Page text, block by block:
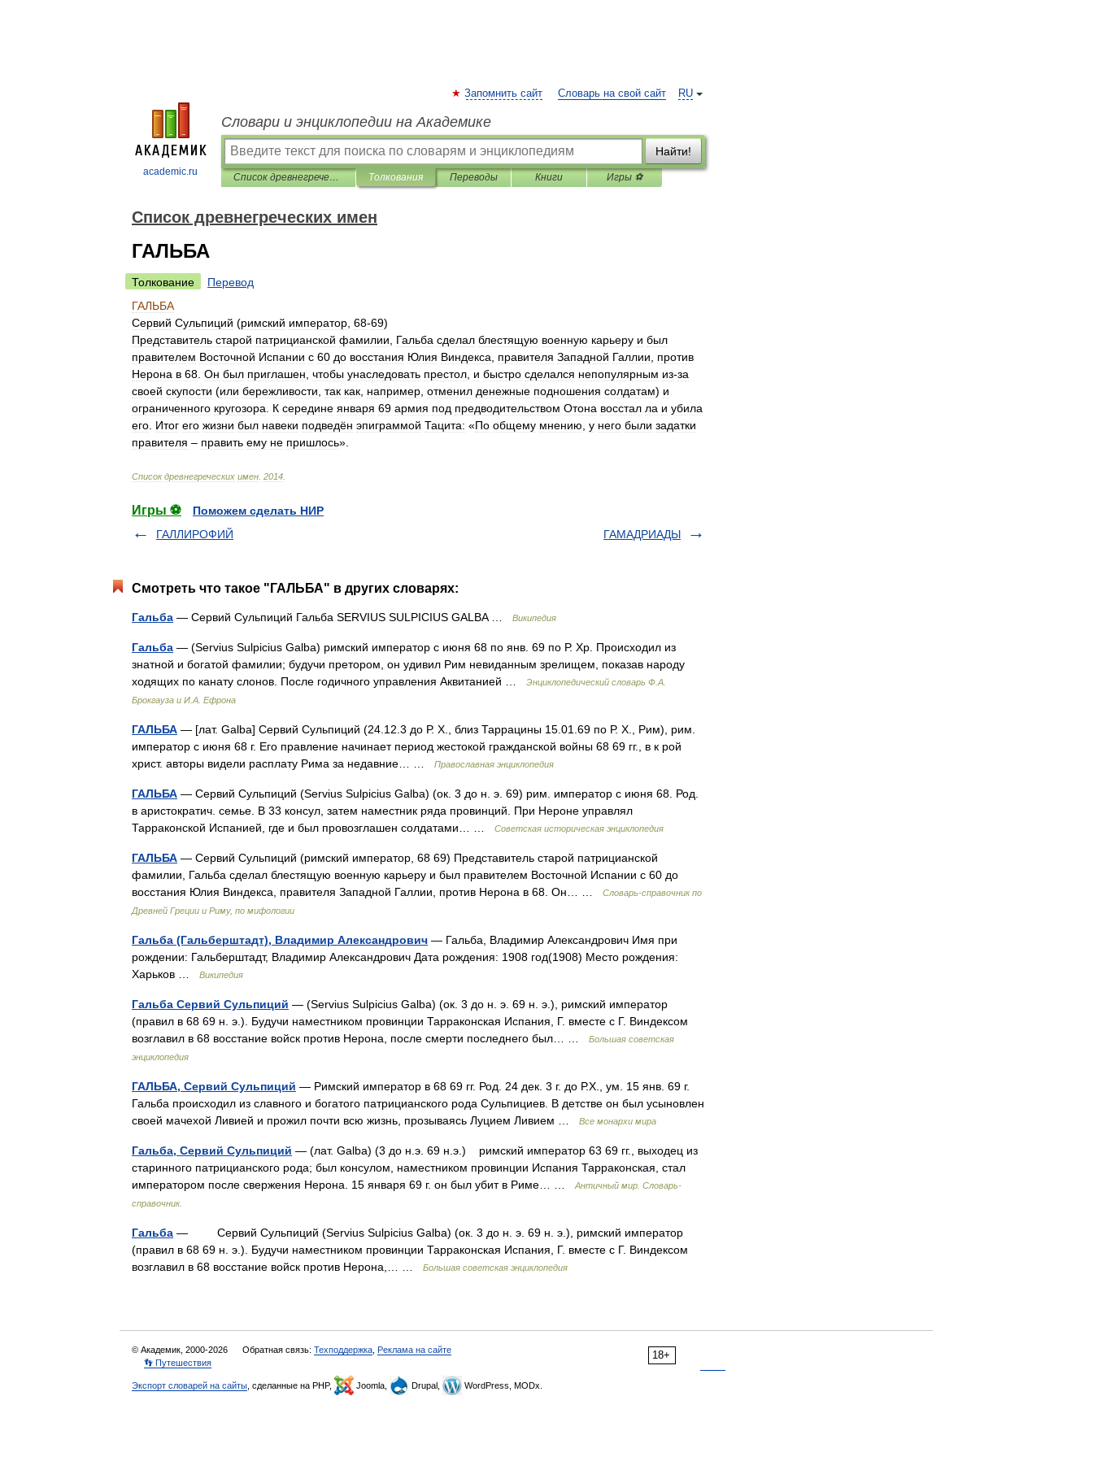
academic.ru
RU
Запомнить сайт Словарь на свой сайт
Словари и энциклопедии на Академике
Найти!
Список древнегреческих имен Толкования Переводы Книги Игры ⚽
Список древнегреческих имен
ГАЛЬБА
Толкование
Перевод
ГАЛЬБА
Сервий Сульпиций (римский император 68-69)
Представитель старой патрицианской фамилии Гальба сделал блестящую военную карьеру и был
правителем Восточной Испании с 60 до восстания Юлия Виндекса правителя Западной Галлии
против
Нерона в 68 Он был приглашен чтобы унаследовать престол и быстро сделался непопулярным из-за
своей скупости (или бережливости так как например отменил денежные подношения солдатам) и
ограниченного кругозора К середине января 69 армия под предводительством Отона восстал ла и убила
его Итог его жизни был навеки подведён эпиграммой Тацита: «По общему мнению у него были задатки
правителя – править ему не пришлось».
Список древнегреческих имен 2014
Игры ⚽
Поможем сделать НИР
ГАЛЛИРОФИЙ
ГАМАДРИАДЫ
Смотреть что такое "ГАЛЬБА" в других словарях:
Гальба — Сервий Сульпиций Гальба SERVIUS SULPICIUS GALBA … Википедия
Гальба — (Servius Sulpicius Galba) римский император с июня 68 по янв. 69 по Р. Хр. Происходил из
знатной и богатой фамилии; будучи претором, он удивил Рим невиданным зрелищем, показав народу
ходящих по канату слонов. После годичного управления Аквитанией …
Энциклопедический словарь Ф.А.
Брокгауза и И.А. Ефрона
ГАЛЬБА — [лат. Galba] Сервий Сульпиций (24.12.3 до Р. Х., близ Таррацины 15.01.69 по Р. Х., Рим), рим.
император с июня 68 г. Его правление начинает период жестокой гражданской войны 68 69 гг., в к рой
христ. авторы видели расплату Рима за недавние… …
Православная энциклопедия
ГАЛЬБА — Сервий Сульпиций (Servius Sulpicius Galba) (ок. 3 до н. э. 69) рим. император с июня 68. Род.
в аристократич. семье. В 33 консул, затем наместник ряда провинций. При Нероне управлял
Тарраконской Испанией, где и был провозглашен солдатами… …
Советская историческая энциклопедия
ГАЛЬБА — Сервий Сульпиций (римский император, 68 69) Представитель старой патрицианской
фамилии, Гальба сделал блестящую военную карьеру и был правителем Восточной Испании с 60 до
восстания Юлия Виндекса, правителя Западной Галлии, против Нерона в 68. Он… …
Cловарь-справочник по
Древней Греции и Риму, по мифологии
Гальба (Гальберштадт), Владимир Александрович — Гальба, Владимир Александрович Имя при
рождении: Гальберштадт, Владимир Александрович Дата рождения: 1908 год(1908) Место рождения:
Харьков …
Википедия
Гальба Сервий Сульпиций — (Servius Sulpicius Galba) (ок. 3 до н. э. 69 н. э.), римский император
(правил в 68 69 н. э.). Будучи наместником провинции Тарраконская Испания, Г. вместе с Г. Виндексом
возглавил в 68 восстание войск против Нерона, после смерти последнего был… …
Большая советская
энциклопедия
ГАЛЬБА, Сервий Сульпиций — Римский император в 68 69 гг. Род. 24 дек. 3 г. до Р.Х., ум. 15 янв. 69 г.
Гальба происходил из славного и богатого патрицианского рода Сульпициев. В детстве он был усыновлен
своей мачехой Ливией и прожил почти всю жизнь, прозываясь Луцием Ливием …
Все монархи мира
Гальба, Сервий Сульпиций — (лат. Galba) (3 до н.э. 69 н.э.) римский император 63 69 гг., выходец из
старинного патрицианского рода; был консулом, наместником провинции Испания Тарраконская, стал
императором после свержения Нерона. 15 января 69 г. он был убит в Риме… …
Античный мир. Словарь-
справочник.
Гальба — Сервий Сульпиций (Servius Sulpicius Galba) (ок. 3 до н. э. 69 н. э.), римский император
(правил в 68 69 н. э.). Будучи наместником провинции Тарраконская Испания, Г. вместе с Г. Виндексом
возглавил в 68 восстание войск против Нерона,… …
Большая советская энциклопедия
18+
© Академик, 2000-2026 Обратная связь: Техподдержка Реклама на сайте
👣 Путешествия
Экспорт словарей на сайты , сделанные на PHP, Joomla, Drupal, WordPress, MODx.